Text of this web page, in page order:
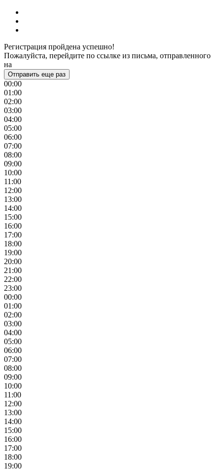
Регистрация пройдена успешно!
Пожалуйста, перейдите по ссылке из письма, отправленного
на
Отправить еще раз
00:00
01:00
02:00
03:00
04:00
05:00
06:00
07:00
08:00
09:00
10:00
11:00
12:00
13:00
14:00
15:00
16:00
17:00
18:00
19:00
20:00
21:00
22:00
23:00
00:00
01:00
02:00
03:00
04:00
05:00
06:00
07:00
08:00
09:00
10:00
11:00
12:00
13:00
14:00
15:00
16:00
17:00
18:00
19:00